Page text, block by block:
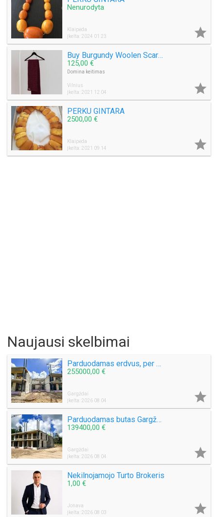
Nenurodyta
Klaipėda
Įkelta: 2024 01 23

Buy Burgundy Woolen Scarf Online at Best Prices | Invisible Touch
125,00 €
Domina keitimas
Vilnius
Įkelta: 2021 12 04

PERKU GINTARA
2500,00 €
Klaipėda
Įkelta: 2021 09 14

Naujausi skelbimai
Parduodamas erdvus, per 2 aukštus išplanuotas butas Gargždų miesto parke!
255000,00 €
Gargždai
Įkelta: 2026 08 04

Parduodamas butas Gargždų miesto parke! Nauja statyba!
139400,00 €
Gargždai
Įkelta: 2026 08 04

Nekilnojamojo Turto Brokeris
1,00 €
Jonava
Įkelta: 2026 08 03
